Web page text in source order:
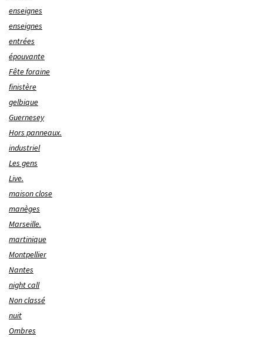
enseignes
enseignes
entrées
épouvante
Fête foraine
finistère
gelbique
Guernesey
Hors panneaux.
industriel
Les gens
Live.
maison close
manèges
Marseille.
martinique
Montpellier
Nantes
night call
Non classé
nuit
Ombres